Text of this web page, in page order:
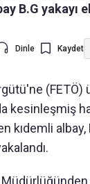
B.G yakayı
Dinle Kaydet
(FETÖ)
kesinleşmiş
kıdemli